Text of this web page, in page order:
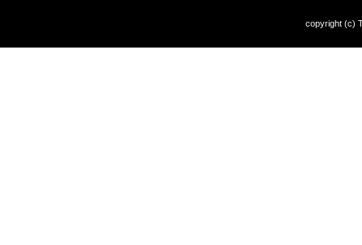
copyright (c)